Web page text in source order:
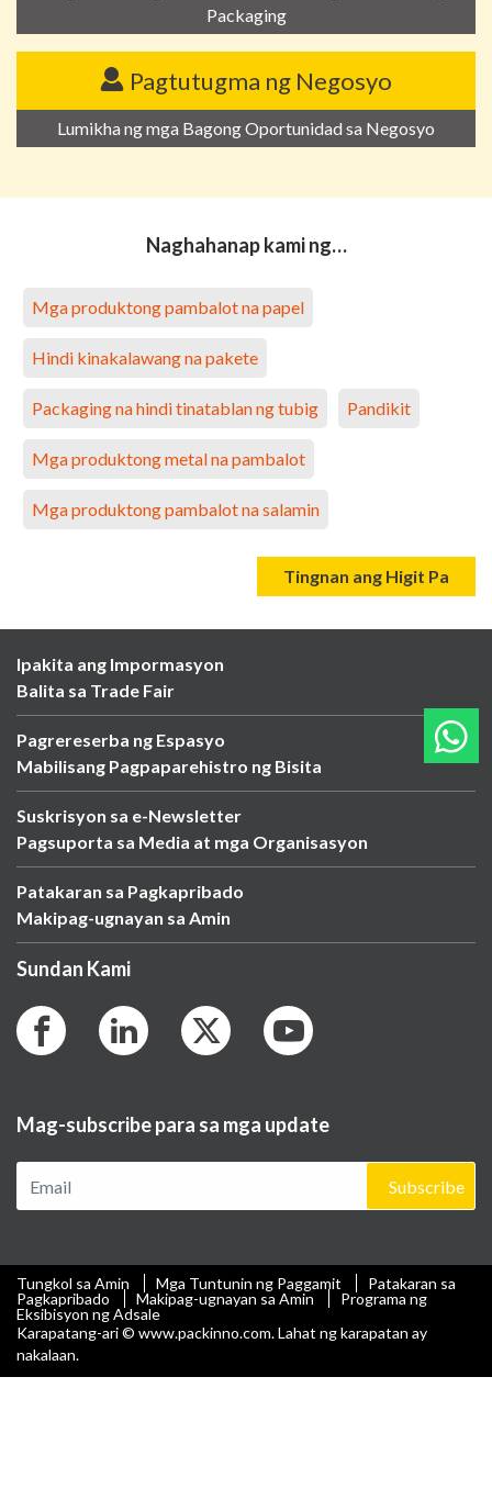
Packaging
Pagtutugma ng Negosyo
Lumikha ng mga Bagong Oportunidad sa Negosyo
Naghahanap kami ng…
Mga produktong pambalot na papel
Hindi kinakalawang na pakete
Packaging na hindi tinatablan ng tubig Pandikit
Mga produktong metal na pambalot
Mga produktong pambalot na salamin
Tingnan ang Higit Pa
Ipakita ang Impormasyon
Balita sa Trade Fair
Pagrereserba ng Espasyo
Mabilisang Pagpaparehistro ng Bisita
Suskrisyon sa e-Newsletter
Pagsuporta sa Media at mga Organisasyon
Patakaran sa Pagkapribado
Makipag-ugnayan sa Amin
Sundan Kami
Mag-subscribe para sa mga update
Subscribe
Tungkol sa Amin Mga Tuntunin ng Paggamit
Patakaran sa
Pagkapribado
Makipag-ugnayan sa Amin
Programa ng
Eksibisyon ng Adsale
Karapatang-ari © www.packinno.com. Lahat ng karapatan ay
nakalaan.